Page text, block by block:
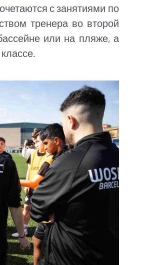
с занятиями по
тренера во второй
или на пляже, а